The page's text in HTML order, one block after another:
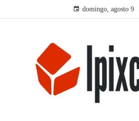
domingo, agosto 9